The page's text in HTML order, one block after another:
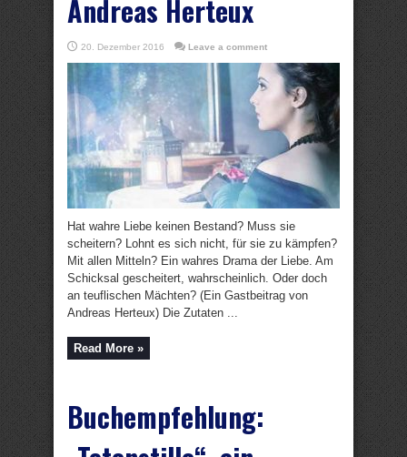
Andreas Herteux
20. Dezember 2016 Leave a comment
Hat wahre Liebe keinen Bestand? Muss sie
scheitern? Lohnt es sich nicht, für sie zu kämpfen?
Mit allen Mitteln? Ein wahres Drama der Liebe. Am
Schicksal gescheitert, wahrscheinlich. Oder doch
an teuflischen Mächten? (Ein Gastbeitrag von
Andreas Herteux) Die Zutaten ...
Read More »
Buchempfehlung: